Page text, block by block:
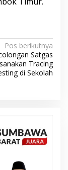
Pos berikutnya
Satgas
Tracing
di Sekolah